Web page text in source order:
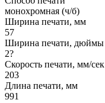
монохромная (ч/б)
Ширина печати, мм
57
Ширина печати, дюймы
2?
Скорость печати, мм/сек
203
Длина печати, мм
991